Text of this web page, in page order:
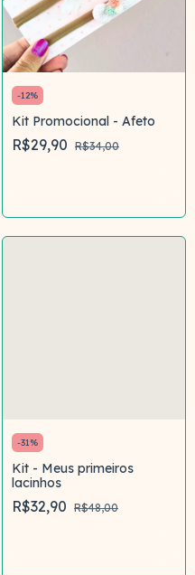
-12%
Kit Promocional - Afeto
R$29,90 R$34,00
-31%
Kit - Meus primeiros
lacinhos
R$32,90 R$48,00